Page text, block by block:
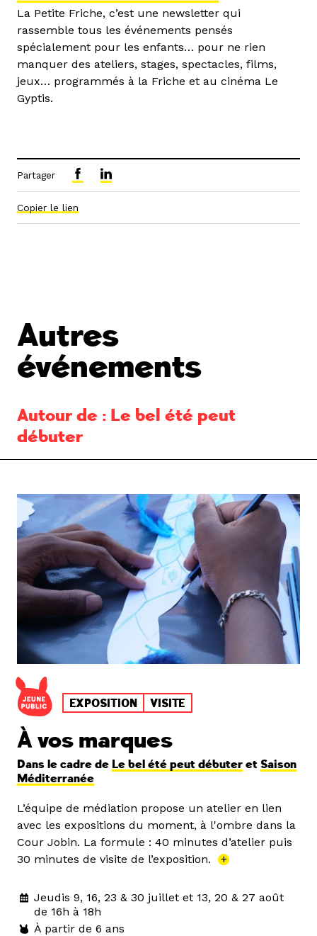
La Petite Friche, c’est une newsletter qui
rassemble tous les événements pensés
spécialement pour les enfants… pour ne rien
manquer des ateliers, stages, spectacles, films,
jeux… programmés à la Friche et au cinéma Le
Gyptis.
Partager
Copier le lien
Autres
événements
Autour de : Le bel été peut
débuter
EXPOSITION VISITE
À vos marques
Dans le cadre de Le bel été peut débuter et Saison
Méditerranée
L’équipe de médiation propose un atelier en lien
avec les expositions du moment, à l'ombre dans la
Cour Jobin. La formule : 40 minutes d’atelier puis
30 minutes de visite de l’exposition.
+
Jeudis 9, 16, 23 & 30 juillet et 13, 20 & 27 août
de 16h à 18h
À partir de 6 ans